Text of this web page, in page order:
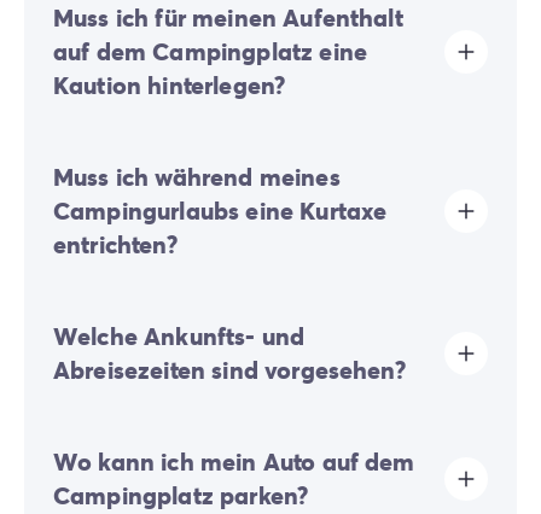
Muss ich für meinen Aufenthalt
auf dem Campingplatz eine
Kaution hinterlegen?
oder nach Ihrer Ankunft vor Ort fällig.
Muss ich während meines
Campingurlaubs eine Kurtaxe
entrichten?
erhoben. Sie müssen diese daher bei Ihrer Online-
Anmeldung oder vor Ort entrichten.
Welche Ankunfts- und
Abreisezeiten sind vorgesehen?
Abreise erfolgt zwischen 08:00 und 10:00 Uhr. Bei
Ihrer Ankunft wenden Sie sich bitte direkt an die
Wo kann ich mein Auto auf dem
Campingplatz parken?